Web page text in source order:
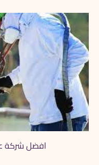
افضل شركة